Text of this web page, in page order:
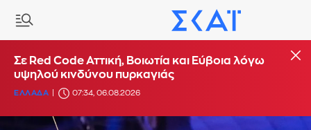
Σε Red Code Αττική, Βοιωτία και Εύβοια λόγω
υψηλού κινδύνου πυρκαγιάς
ΕΛΛΑΔΑ 07:34, 06.08.2026